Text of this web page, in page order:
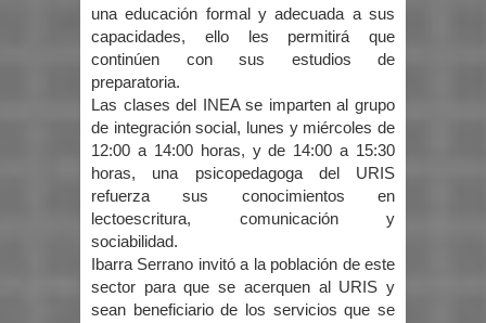
una educación formal y adecuada a sus
capacidades, ello les permitirá que
continúen con sus estudios de
preparatoria.
Las clases del INEA se imparten al grupo
de integración social, lunes y miércoles de
12:00 a 14:00 horas, y de 14:00 a 15:30
horas, una psicopedagoga del URIS
refuerza sus conocimientos en
lectoescritura, comunicación y
sociabilidad.
Ibarra Serrano invitó a la población de este
sector para que se acerquen al URIS y
sean beneficiario de los servicios que se